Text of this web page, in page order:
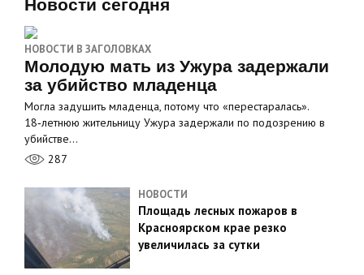
Новости сегодня
НОВОСТИ В ЗАГОЛОВКАХ
Молодую мать из Ужура задержали
за убийство младенца
Могла задушить младенца, потому что «перестаралась».
18‑летнюю жительницу Ужура задержали по подозрению в
убийстве…
287
НОВОСТИ
Площадь лесных пожаров в
Красноярском крае резко
увеличилась за сутки